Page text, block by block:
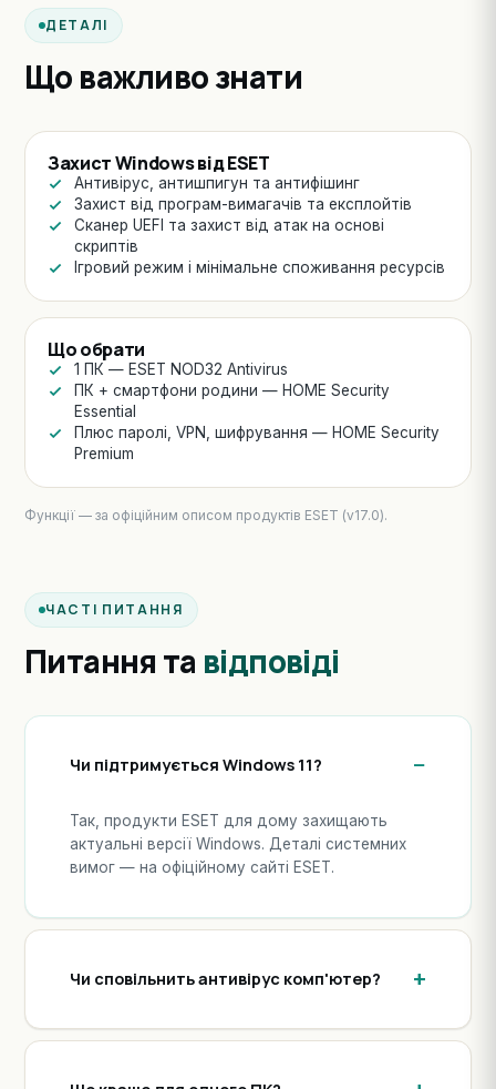
ДЕТАЛІ
Що важливо знати
Захист Windows від ESET
Антивірус, антишпигун та антифішинг
Захист від програм-вимагачів та експлойтів
Сканер UEFI та захист від атак на основі
скриптів
Ігровий режим і мінімальне споживання ресурсів
Що обрати
1 ПК — ESET NOD32 Antivirus
ПК + смартфони родини — HOME Security
Essential
Плюс паролі, VPN, шифрування — HOME Security
Premium
Функції — за офіційним описом продуктів ESET (v17.0).
ЧАСТІ ПИТАННЯ
Питання та відповіді
Чи підтримується Windows 11?
Так, продукти ESET для дому захищають
актуальні версії Windows. Деталі системних
вимог — на офіційному сайті ESET.
Чи сповільнить антивірус комп'ютер?